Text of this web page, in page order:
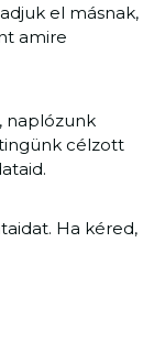
el másnak,
amire
naplózunk
célzott
Ha kéred,